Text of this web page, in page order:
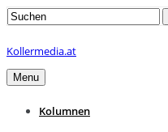
Search
Kollermedia.at
Menu
Kolumnen